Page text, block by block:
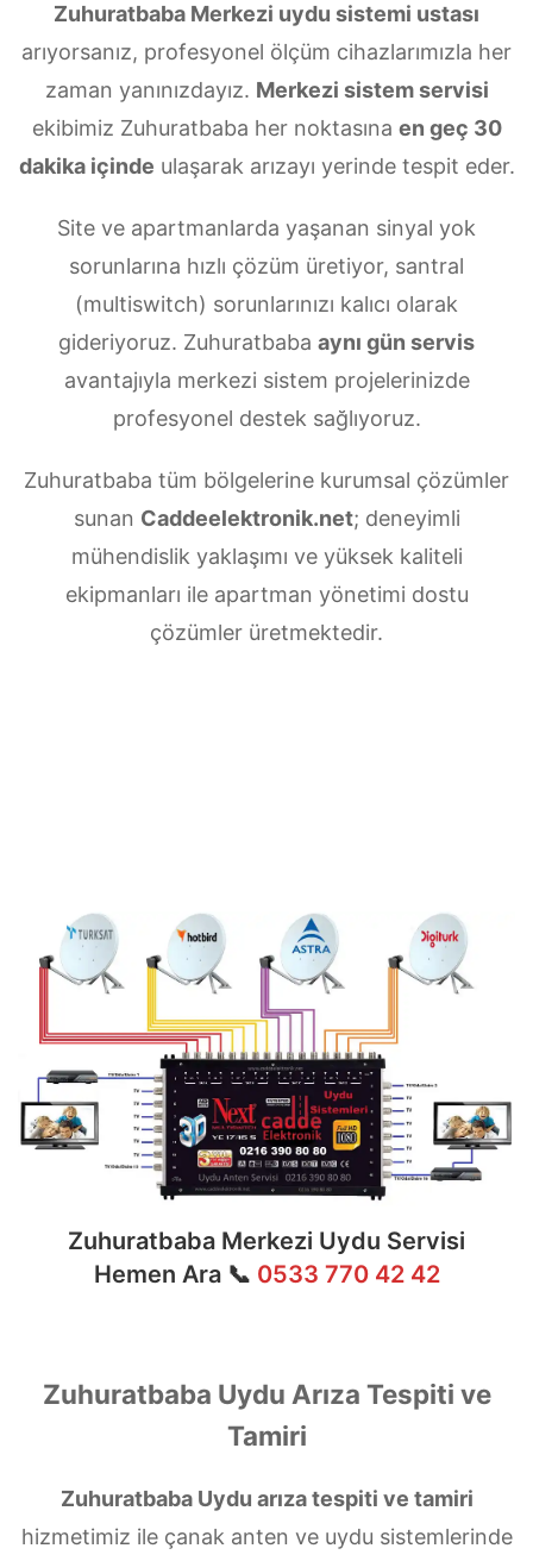
Zuhuratbaba Merkezi uydu sistemi ustası
arıyorsanız, profesyonel ölçüm cihazlarımızla her
zaman yanınızdayız. Merkezi sistem servisi
ekibimiz Zuhuratbaba her noktasına en geç 30
dakika içinde ulaşarak arızayı yerinde tespit eder.
Site ve apartmanlarda yaşanan sinyal yok
sorunlarına hızlı çözüm üretiyor, santral
(multiswitch) sorunlarınızı kalıcı olarak
gideriyoruz. Zuhuratbaba aynı gün servis
avantajıyla merkezi sistem projelerinizde
profesyonel destek sağlıyoruz.
Zuhuratbaba tüm bölgelerine kurumsal çözümler
sunan Caddeelektronik.net; deneyimli
mühendislik yaklaşımı ve yüksek kaliteli
ekipmanları ile apartman yönetimi dostu
çözümler üretmektedir.
Zuhuratbaba Merkezi Uydu Servisi
Hemen Ara 📞 0533 770 42 42
Zuhuratbaba Uydu Arıza Tespiti ve
Tamiri
Zuhuratbaba Uydu arıza tespiti ve tamiri
hizmetimiz ile çanak anten ve uydu sistemlerinde